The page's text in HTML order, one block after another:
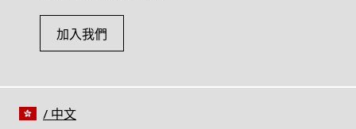
加入我們
/ 中文